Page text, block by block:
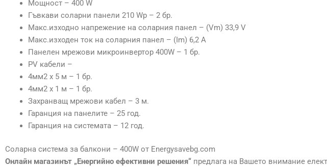
Мощност – 400 W
Гъвкави соларни панели 210 Wp – 2 бр.
Макс.изходно напрежение на соларния панел – (Vm) 33,9 V
Макс.изходен ток на соларния панел – (Im) 6,2 A
Панелен мрежови микроинвертор 400W – 1 бр.
PV кабели –
4мм2 х 5 м – 1 бр.
4мм2 х 1 м – 1 бр.
Захранващ мрежови кабел – 3 м.
Гаранция на панелите – 25 год.
Гаранция на системата – 12 год.
Соларна система за балкони – 400W от Energysavebg.com
Онлайн магазинът „Енергийно ефективни решения“ предлага на Вашето внимание